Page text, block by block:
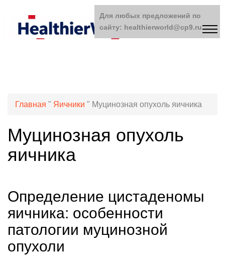
Главная " Яичники " Муцинозная опухоль яичника
Муцинозная опухоль
яичника
Определение цистаденомы
яичника: особенности
патологии муцинозной
опухоли
Для любых предложений по
сайту: healthierworld@cp9.ru